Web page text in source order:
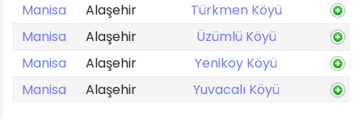
Manisa
Alaşehir
Türkmen Köyü
Manisa
Alaşehir
Üzümlü Köyü
Manisa
Alaşehir
Yeniköy Köyü
Manisa
Alaşehir Yuvacalı Köyü